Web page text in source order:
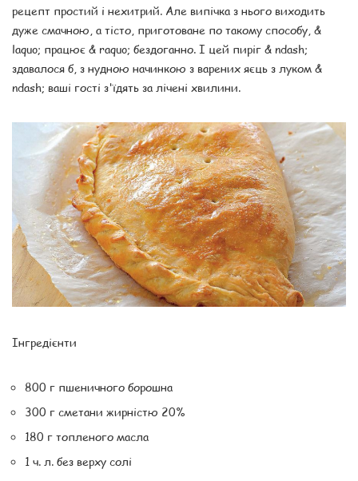
рецепт простий і нехитрий. Але випічка з нього виходить
дуже смачною, а тісто, приготоване по такому способу, &
laquo; працює & raquo; бездоганно. І цей пиріг & ndash;
здавалося б, з нудною начинкою з варених яєць з луком &
ndash; ваші гості з'їдять за лічені хвилини.
Інгредієнти
800 г пшеничного борошна
300 г сметани жирністю 20%
180 г топленого масла
1 ч. л. без верху солі